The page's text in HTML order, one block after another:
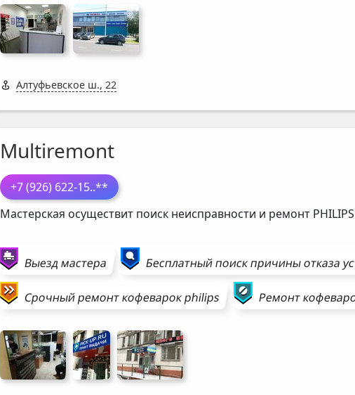
Алтуфьевское ш., 22
Multiremont
+7 (926) 622-15..**
Мастерская осуществит поиск неисправности и ремонт PHILIPS
Выезд мастера Бесплатный поиск причины отказа
Срочный ремонткофеварокphilips Ремонт